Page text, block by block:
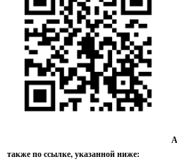
также по ссылке, указанной ниже: